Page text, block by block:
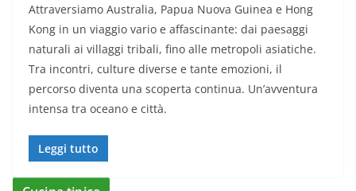
Attraversiamo Australia, Papua Nuova Guinea e Hong
Kong in un viaggio vario e affascinante: dai paesaggi
naturali ai villaggi tribali, fino alle metropoli asiatiche.
Tra incontri, culture diverse e tante emozioni, il
percorso diventa una scoperta continua. Un’avventura
intensa tra oceano e città.
Leggi tutto